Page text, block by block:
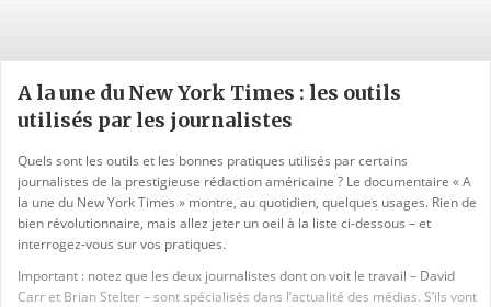
A la une du New York Times : les outils
utilisés par les journalistes
Quels sont les outils et les bonnes pratiques utilisés par certains
journalistes de la prestigieuse rédaction américaine ? Le documentaire « A
la une du New York Times » montre, au quotidien, quelques usages. Rien de
bien révolutionnaire, mais allez jeter un oeil à la liste ci-dessous – et
interrogez-vous sur vos pratiques.
Important : notez que les deux journalistes dont on voit le travail – David
Carr et Brian Stelter – sont spécialisés dans l’actualité des médias. S’ils vont